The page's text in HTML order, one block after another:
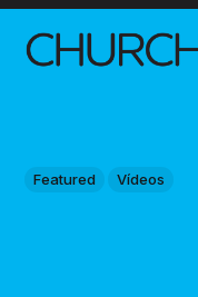
Featured Vídeos